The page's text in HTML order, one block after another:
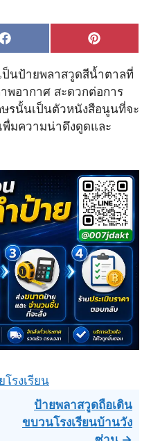
Share
on
F
a
e
b
o
k
Share
on
P
i
t
e
e
s
ป็นป้ายพลาสวูดสีน้ำตาลที่
พอากาศ สะดวกต่อการ
รนั้นเป็นตัวหนังสือนูนที่จะ
พื่มความน่าดึงดูดและ
โรงเรียน
ป้ายพลาสวูดถือเดิน
ขบวนโรงเรียนบ้านวัง